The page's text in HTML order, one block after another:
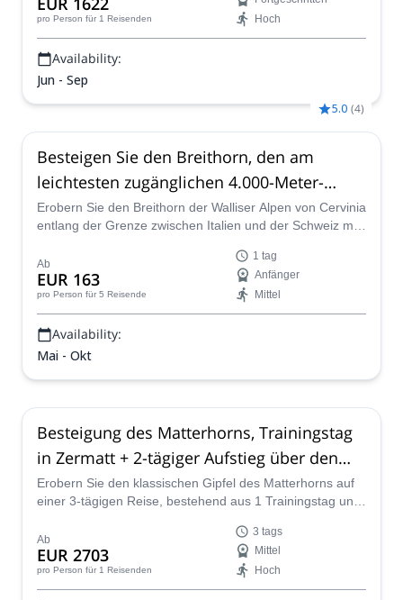
pro Person für 1 Reisenden
Hoch
Availability:
Jun - Sep
5.0 (4)
Besteigen Sie den Breithorn, den am
leichtesten zugänglichen 4.000-Meter-
Gipfel in den Alpen, von Cervinia (Italien)
Erobern Sie den Breithorn der Walliser Alpen von Cervinia
entlang der Grenze zwischen Italien und der Schweiz mit
Ab
EUR 163
pro Person für 5 Reisende
1 tag
Anfänger
Mittel
Availability:
Mai - Okt
Besteigung des Matterhorns, Trainingstag
in Zermatt + 2-tägiger Aufstieg über den
Hörnligrat
Erobern Sie den klassischen Gipfel des Matterhorns auf
einer 3-tägigen Reise, bestehend aus 1 Trainingstag und
Hunter Mountain Guide Team.
Ab
EUR 2703
pro Person für 1 Reisenden
3 tags
Mittel
Hoch